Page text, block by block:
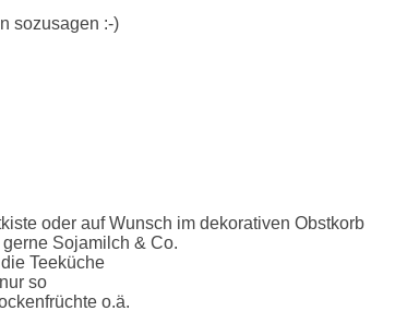
sozusagen :-)
oder auf Wunsch im dekorativen Obstkorb
Sojamilch & Co.
Teeküche
so
o.ä.